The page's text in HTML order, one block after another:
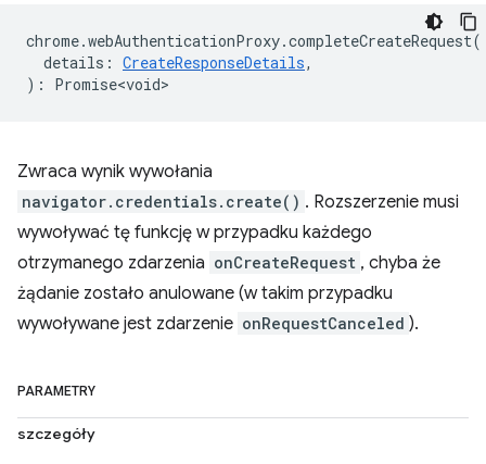
chrome.webAuthenticationProxy.completeCreateRequest(
details : CreateResponseDetails,
) : Promise<void>
Zwraca wynik wywołania
navigator.credentials.create() . Rozszerzenie musi
wywoływać tę funkcję w przypadku każdego
otrzymanego zdarzenia onCreateRequest , chyba że
żądanie zostało anulowane (w takim przypadku
wywoływane jest zdarzenie onRequestCanceled ).
PARAMETRY
szczegóły